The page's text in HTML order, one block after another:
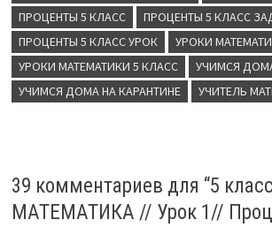
ПРОЦЕНТЫ 5 КЛАСС
ПРОЦЕНТЫ 5 КЛАСС
ПРОЦЕНТЫ 5 КЛАСС УРОК
УРОКИ
УРОКИ МАТЕМАТИКИ 5 КЛАСС
УЧИМСЯ
УЧИМСЯ ДОМА НА КАРАНТИНЕ
УЧИТЕЛЬ
39 комментариев для “5
МАТЕМАТИКА // Урок 1//